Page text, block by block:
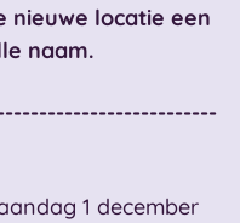
nieuwe locatie een
naam.
1 december